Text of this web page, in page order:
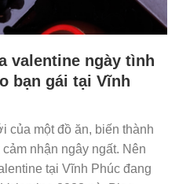
valentine ngày tình
bạn gái tại Vĩnh
của một đồ ăn, biến thành
nhận ngây ngất. Nên
tại Vĩnh Phúc đang